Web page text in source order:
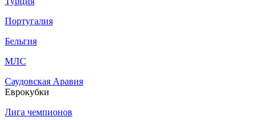
Португалия
Бельгия
МЛС
Саудовская Аравия
Еврокубки
Лига чемпионов